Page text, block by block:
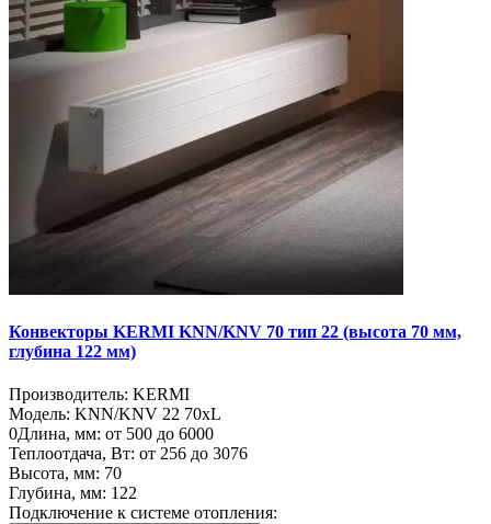
Конвекторы KERMI KNN/KNV 70 тип 22 (высота 70 мм,
глубина 122 мм)
Производитель: KERMI
Модель: KNN/KNV 22 70хL
0Длина, мм: от 500 до 6000
Теплоотдача, Вт: от 256 до 3076
Высота, мм: 70
Глубина, мм: 122
Подключение к системе отопления: